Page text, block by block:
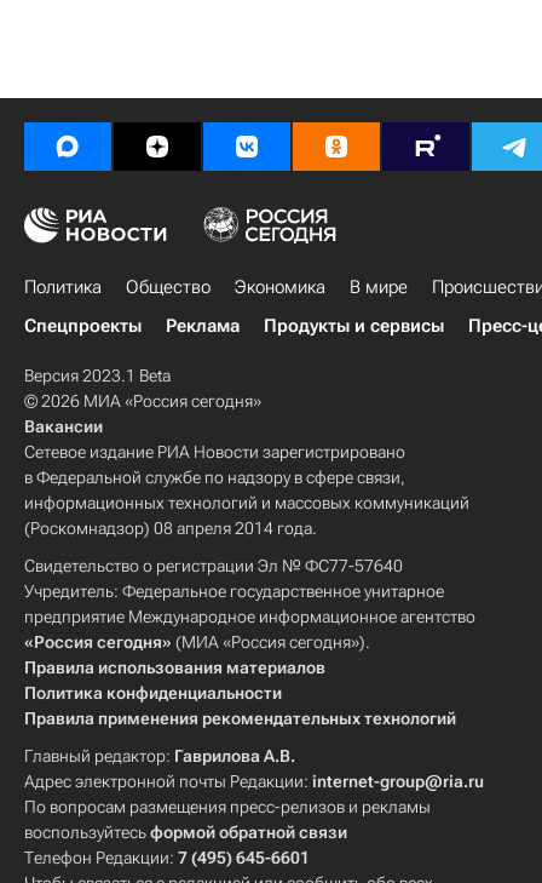
Политика Общество Экономика В мире
Спецпроекты
Реклама Продукты и сервисы Пресс-
Версия 2023.1 Beta
© 2026 МИА «Россия сегодня»
Вакансии
Сетевое издание РИА Новости зарегистрировано
в Федеральной службе по надзору в сфере связи,
информационных технологий и массовых коммуникаций
(Роскомнадзор) 08 апреля 2014 года.
Свидетельство о регистрации Эл № ФС77-57640
Учредитель: Федеральное государственное унитарное
предприятие Международное информационное агентство
«Россия сегодня» (МИА «Россия сегодня»).
Правила использования материалов
Политика конфиденциальности
Правила применения рекомендательных технологий
Главный редактор: Гаврилова А.В.
Адрес электронной почты Редакции: internet-group@ria.ru
По вопросам размещения пресс-релизов и рекламы
воспользуйтесьформой обратной связи
Телефон Редакции: 7 (495) 645-6601